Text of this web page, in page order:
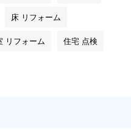
床 リフォーム
リフォーム 住宅 点検